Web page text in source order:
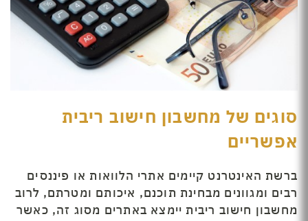
סוגים של מחשבון חישוב ריבית
אפשריים
ברשת האינטרנט קיימים אתרי הלוואות או פיננסים
רבים ומגוונים מבחינת תוכנם, איכותם ומטרתם, לרוב
מחשבון חישוב ריבית יימצא באתרים מסוג זה, כאשר